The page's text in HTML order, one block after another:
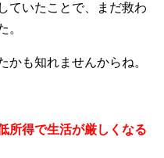
ていたことで、まだ救わ
。
かも知れませんからね。
所得で生活が厳しくなる